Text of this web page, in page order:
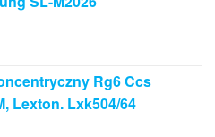
Rg6 Ccs
Lexton. Lxk504/64